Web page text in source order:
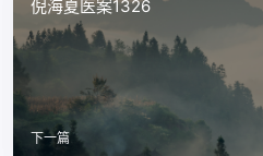
倪海夏医案1326
下一篇